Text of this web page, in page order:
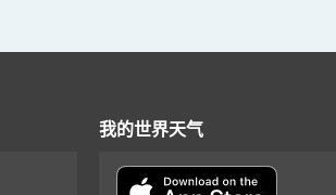
我的世界天气